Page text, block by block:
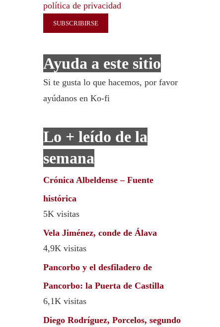
política de privacidad
Ayuda a este sitio
Si te gusta lo que hacemos, por favor
ayúdanos en Ko-fi
Lo + leído de la
semana
Crónica Albeldense – Fuente
histórica
5K visitas
Vela Jiménez, conde de Álava
4,9K visitas
Pancorbo y el desfiladero de
Pancorbo: la Puerta de Castilla
6,1K visitas
Diego Rodríguez, Porcelos, segundo